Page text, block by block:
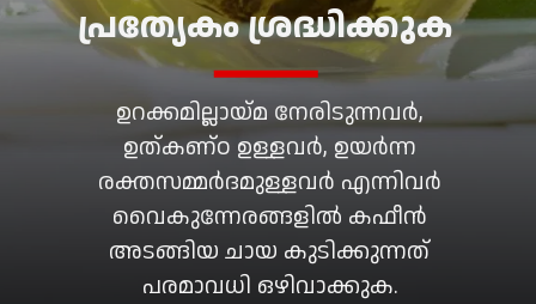
ഉറക്കമില്ലായ്മ നേരിടുന്നവർ,
ഉത്കണ്ഠ ഉള്ളവർ, ഉയർന്ന
രക്തസമ്മർദമുള്ളവർ എന്നിവർ
വൈകുന്നേരങ്ങളിൽ കഫീൻ
അടങ്ങിയ ചായ കുടിക്കുന്നത്
പരമാവധി ഒഴിവാക്കുക.
പ്രത്യേകം ശ്രദ്ധിക്കുക